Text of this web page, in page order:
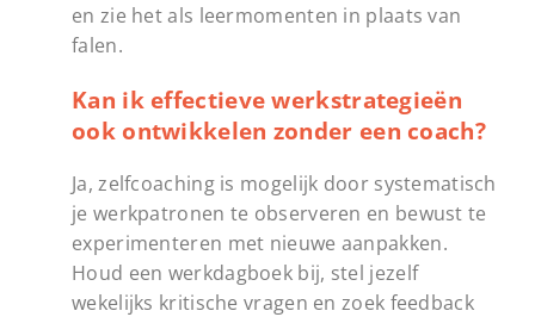
en zie het als leermomenten in plaats van
falen.
Kan ik effectieve werkstrategieën
ook ontwikkelen zonder een coach?
Ja, zelfcoaching is mogelijk door systematisch
je werkpatronen te observeren en bewust te
experimenteren met nieuwe aanpakken.
Houd een werkdagboek bij, stel jezelf
wekelijks kritische vragen en zoek feedback